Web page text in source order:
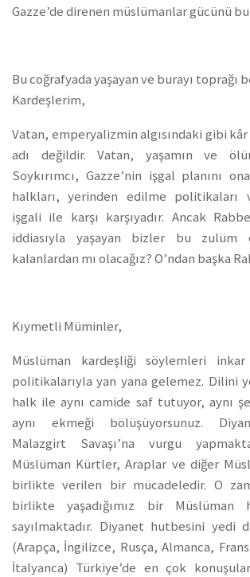
Gazze’de direnen müslümanlar gücünü
Bu coğrafyada yaşayan ve burayı toprağı
Kardeşlerim,
Vatan, emperyalizmin algısındaki gibi
adı değildir. Vatan, yaşamın ve
Soykırımcı, Gazze’nin işgal planını
halkları, yerinden edilme politikaları
işgali ile karşı karşıyadır. Ancak
iddiasıyla yaşayan bizler bu zulüm
kalanlardan mı olacağız? O’ndan başka
Kıymetli Müminler,
Müslüman kardeşliği söylemleri
politikalarıyla yan yana gelemez. Dilini
halk ile aynı camide saf tutuyor, aynı
aynı ekmeği bölüşüyorsunuz.
Malazgirt Savaşı’na vurgu
Müslüman Kürtler, Araplar ve diğer
birlikte verilen bir mücadeledir. O
birlikte yaşadığımız bir
sayılmaktadır. Diyanet hutbesini yedi
(Arapça, İngilizce, Rusça, Almanca,
İtalyanca) Türkiye’de en çok